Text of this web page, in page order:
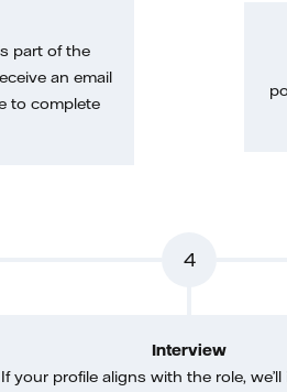
part of the
an email
to complete
4
Interview
If your profile aligns with the role,